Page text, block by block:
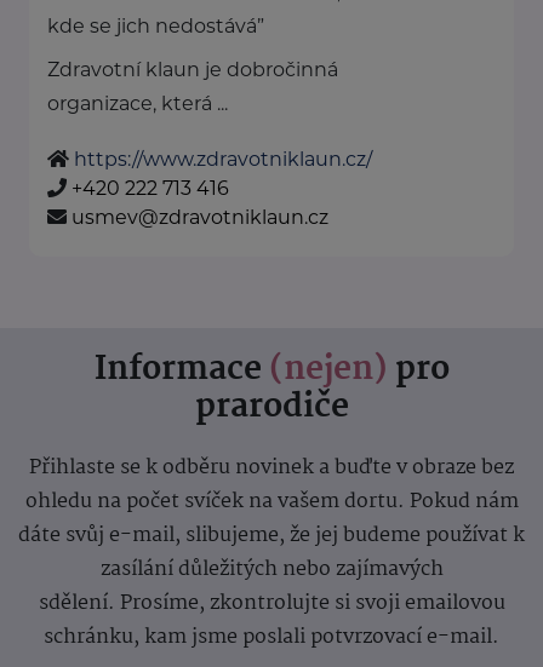
kde se jich nedostává”
Zdravotní klaun je dobročinná
organizace, která ...
https://www.zdravotniklaun.cz/
+420 222 713 416
usmev@zdravotniklaun.cz
Informace (nejen) pro
prarodiče
Přihlaste se k odběru novinek a buďte v obraze bez
ohledu na počet svíček na vašem dortu. Pokud nám
dáte svůj e-mail, slibujeme, že jej budeme používat k
zasílání důležitých nebo zajímavých
sdělení. Prosíme, zkontrolujte si svoji emailovou
schránku, kam jsme poslali potvrzovací e-mail.